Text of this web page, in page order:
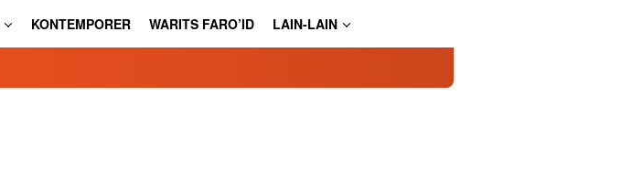
KONTEMPORER WARITS FARO’ID LAIN-LAIN